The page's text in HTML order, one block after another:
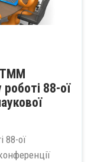
ТММ
88-ої
88-ої